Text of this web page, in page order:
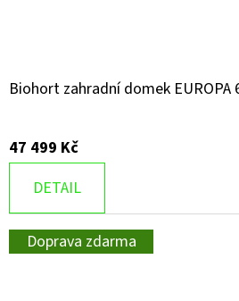
Biohort zahradní domek
47 499 Kč
DETAIL
Doprava zdarma